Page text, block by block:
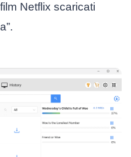
Netflix scaricati